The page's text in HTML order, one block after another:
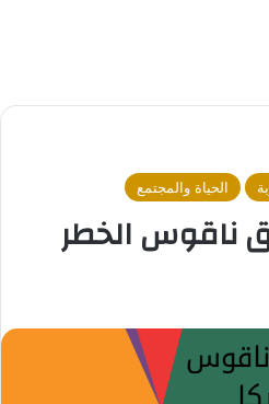
الحياة والمجتمع
ناقوس الخطر